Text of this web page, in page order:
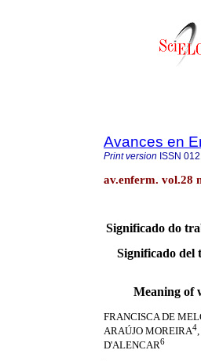
Avances en
Print version ISSN
av.enferm. vol.28
Significado do
Significado del
Meaning of
FRANCISCA DE
ARAÚJO MOREIRA4
D'ALENCAR6